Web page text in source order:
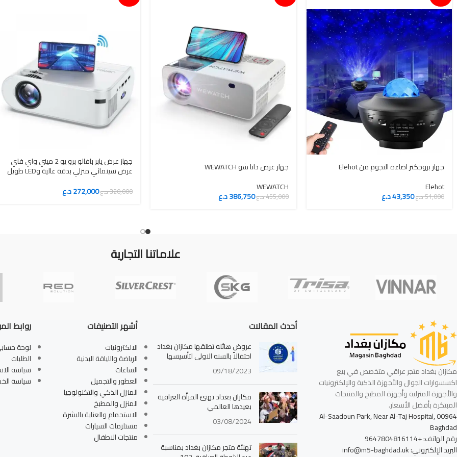
جهاز بروجكتر اضاءة النجوم من Elehot
Elehot
51,000د.ع43,350د.ع
جهاز عرض داتا شو WEWATCH
WEWATCH
455,000د.ع386,750د.ع
جهاز عرض يابر بافالو برو يو 2 ميني واي فاي
عرض سينمائي منزلي بدقة عالية وLED طويل
320,000د.ع272,000د.ع
علاماتنا التجارية
مكازان بغداد متجر عراقي متخصص في بيع
اكسسوارات الجوال والأجهزة الذكية والإلكترونيات
والأجهزة المنزلية وأجهزة المطبخ والمنتجات
المبتكرة بأفضل الأسعار.
Al-Saadoun Park, Near Al-Taj Hospital, 00964
Baghdad
رقم الهاتف: +9647804816114
البريد الإلكتروني: info@m5-baghdad.uk
أحدث المقالات
عروض هائله تطلقها مكازان بغداد
احتفالاً بالسنه الاولى لتأسيسها
09/18/2023
مكازان بغداد تهنئ المرأة العراقية
بعيدها العالمي
03/08/2024
تهنئة متجر مكازان بغداد بمناسبة
أشهر التصنيفات
الالكترونيات
الرياضة واللياقة البدنية
الساعات
العطور والتجميل
المنزل الذكي والتكنولوجيا
المنزل والمطبخ
الاستحمام والعناية بالبشرة
مستلزمات السيارات
منتجات الاطفال
روابط
لوحة
الطلبات
سياسة
سياسة